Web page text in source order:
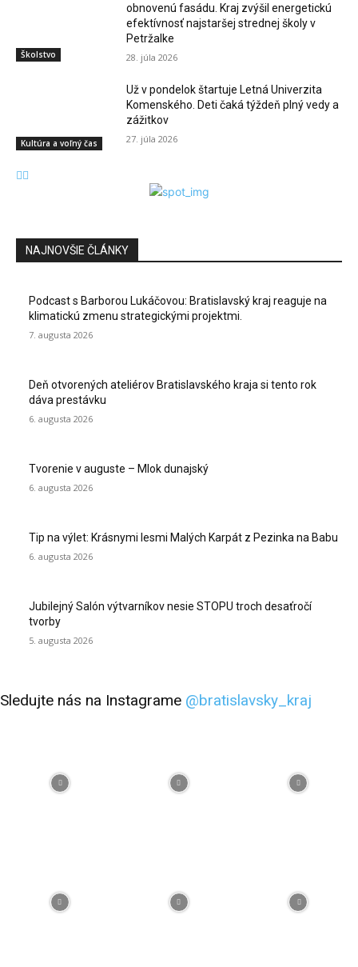
Školstvo
obnovenú fasádu. Kraj zvýšil energetickú
efektívnosť najstaršej strednej školy v
Petržalke
28. júla 2026
Kultúra a voľný čas
Už v pondelok štartuje Letná Univerzita
Komenského. Deti čaká týždeň plný vedy a
zážitkov
27. júla 2026
NAJNOVŠIE ČLÁNKY
Podcast s Barborou Lukáčovou: Bratislavský kraj reaguje na
klimatickú zmenu strategickými projektmi.
7. augusta 2026
Deň otvorených ateliérov Bratislavského kraja si tento rok
dáva prestávku
6. augusta 2026
Tvorenie v auguste – Mlok dunajský
6. augusta 2026
Tip na výlet: Krásnymi lesmi Malých Karpát z Pezinka na Babu
6. augusta 2026
Jubilejný Salón výtvarníkov nesie STOPU troch desaťročí
tvorby
5. augusta 2026
Sledujte nás na Instagrame @bratislavsky_kraj